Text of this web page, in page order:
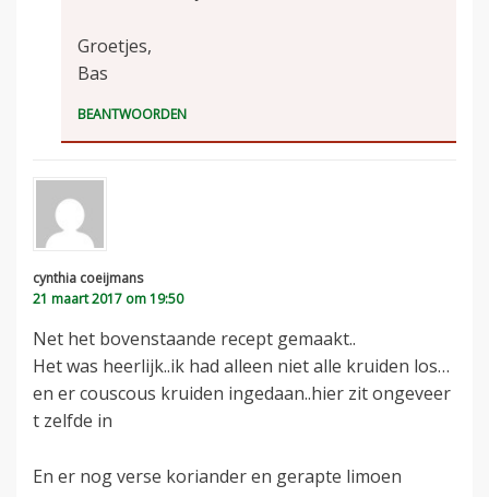
Groetjes,
Bas
BEANTWOORDEN
cynthia coeijmans
21 maart 2017 om 19:50
Net het bovenstaande recept gemaakt..
Het was heerlijk..ik had alleen niet alle kruiden los…
en er couscous kruiden ingedaan..hier zit ongeveer
t zelfde in
En er nog verse koriander en gerapte limoen